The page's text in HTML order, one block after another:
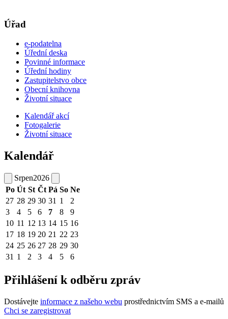
Úřad
e-podatelna
Úřední deska
Povinné informace
Úřední hodiny
Zastupitelstvo obce
Obecní knihovna
Životní situace
Kalendář akcí
Fotogalerie
Životní situace
Kalendář
Srpen2026
Po Út St Čt Pá So Ne
27 28 29 30 31 1
2
3
4 5 6 7 8
9
10 11 12 13 14 15 16
17 18 19 20 21 22 23
24 25 26 27 28 29 30
31 1 2 3 4 5 6
Přihlášení k odběru zpráv
Dostávejte informace z našeho webu prostřednictvím SMS a e-mailů
Chci se zaregistrovat